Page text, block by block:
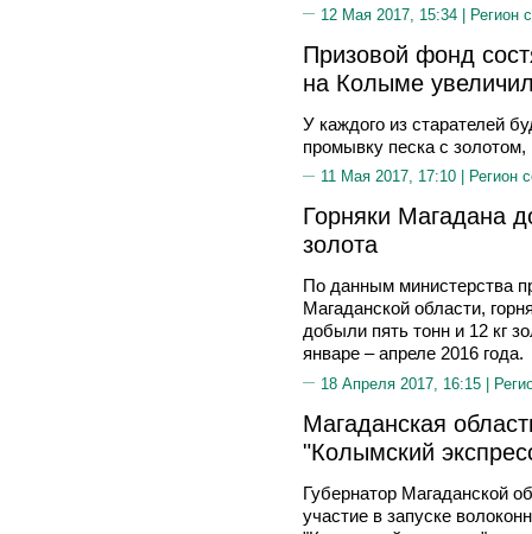
12 Мая 2017, 15:34 | Регион
Призовой фонд
на Колыме
У каждого из старателей
промывку песка с
11 Мая 2017, 17:10 | Регион
Горняки Магадана
золота
По данным министерства
Магаданской области,
добыли пять тонн и 12 кг
январе – апреле 2016 года.
18 Апреля 2017, 16:15 |
Магаданская
"Колымский
Губернатор Магаданской
участие в запуске